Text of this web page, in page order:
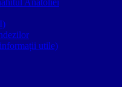
Anatoliei
utile)